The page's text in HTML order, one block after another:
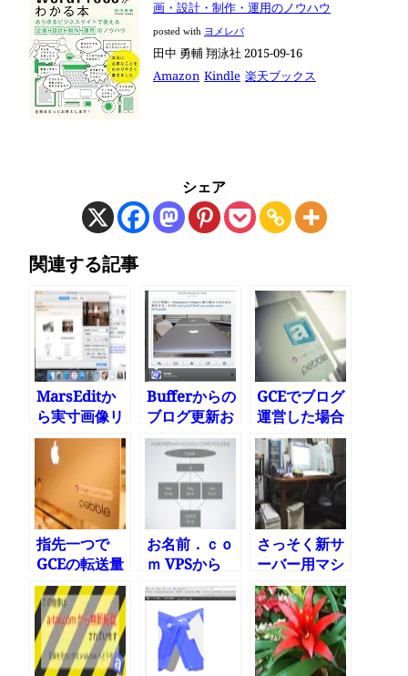
画・設計・制作・運用のノウハウ
posted with ヨメレバ
田中 勇輔 翔泳社 2015-09-16
Amazon Kindle 楽天ブックス
シェア
関連する記事
MarsEditか
ら実寸画像リ
ンク付きで縮
小サムネイル
つけて投稿す
る方法
Bufferからの
ブログ更新お
知らせに画像
もつける
GCEでブログ
運営した場合
の料金 2015
年11月
指先一つで
GCEの転送量
を減らしてコ
スト半減
お名前．ｃｏ
ｍ VPSから
Google
Compute
Engineにサ
ーバー移行し
た その1
さっそく新サ
ーバー用マシ
ン購入